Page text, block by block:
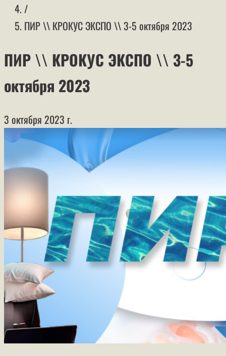
/
ПИР \\ КРОКУС ЭКСПО \\ 3-5 октября 2023
ПИР \\ КРОКУС ЭКСПО \\ 3-5
октября 2023
3 октября 2023 г.